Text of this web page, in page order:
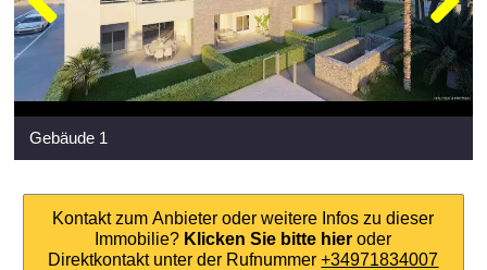
Gebäude 1
Kontakt zum Anbieter oder weitere Infos zu dieser
Immobilie? Klicken Sie bitte hier oder
Direktkontakt unter der Rufnummer+34971834007